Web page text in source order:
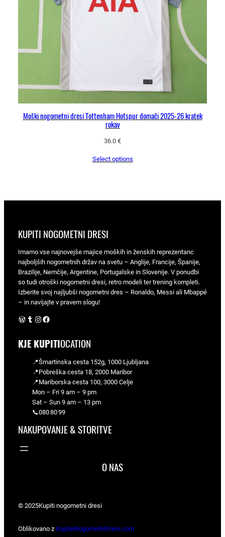
Moški nogometni dresi Tottenham Hotspur domači 2025-26 kratek
rokav
36.0 €
Select options
KUPITI NOGOMETNI DRESI
Imamo vse najnovejše majice moških in ženskih reprezentanc
najboljših nogometnih držav na svetu – Anglije, Francije, Španije,
Brazilije, Nemčije, Argentine, Portugalske in Slovenije. V ponudbi
so tudi otroški nogometni dresi, retro modeli ter trening kompleti.
Izberite svoj najljubši nogometni dres – Ronaldo, Messi ali Mbappé
– in navijajte v pravem slogu!
WordPress Instagram Facebook
KJE KUPITIOCATION
📍Šmartinska cesta 152g, 1000 Ljubljana
📍Pobreška cesta 18, 2000 Maribor
📍Mariborska cesta 100, 3000 Celje
Mon – Fri 9 am – 9 pm
Sat – Sun 9 am – 13 pm
📞080 80 99
NAKUPOVANJE & STORITVE
O NAS
© 2025Kupiti nogometni dresi
Oblikovano z KupiteNogometniDresi.com